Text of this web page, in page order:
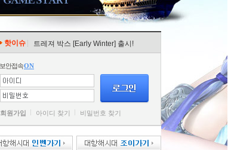
핫이슈 트레져 박스 [Early Winter] 출시!
보안접속ON
회원가입 아이디 찾기 비밀번호 찾기